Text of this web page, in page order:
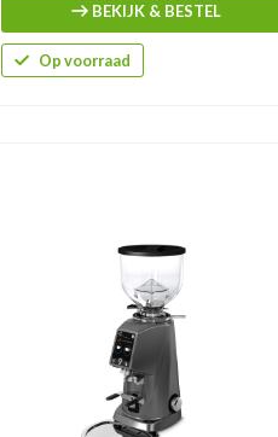
BEKIJK & BESTEL
Op voorraad